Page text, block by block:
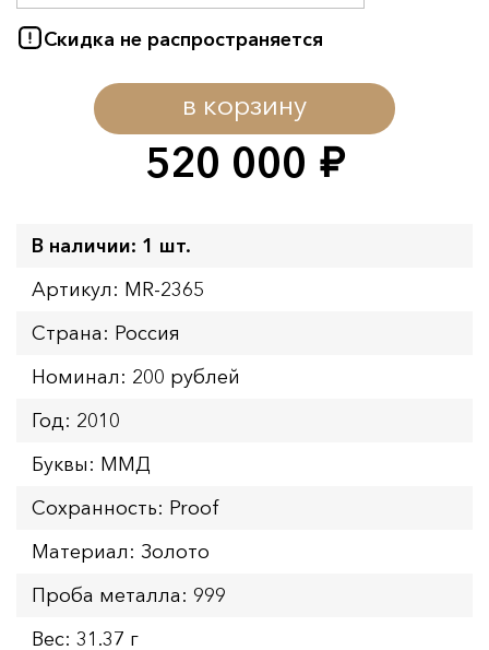
520 000 руб.
в корзину
Скидка не распространяется
В наличии: 1 шт.
Артикул: MR-2365
Страна: Россия
Номинал: 200 рублей
Год: 2010
Буквы: ММД
Сохранность: Proof
Материал: Золото
Проба металла: 999
Вес: 31.37 г